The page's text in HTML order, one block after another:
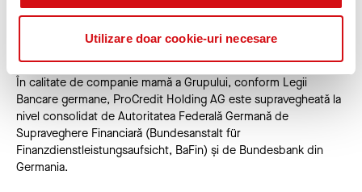
Utilizare doar cookie-uri necesare
Holding AG includ investitorii strategici Zeitinger Invest și
ProCredit Staff Invest (vehiculul de investiții pentru personalul
recent, Banca Europeană pentru Reconstrucție și Dezvoltare.
În calitate de companie mamă a Grupului, conform Legii
Bancare germane, ProCredit Holding AG este supravegheată la
nivel consolidat de Autoritatea Federală Germană de
Supraveghere Financiară (Bundesanstalt für
Finanzdienstleistungsaufsicht, BaFin) și de Bundesbank din
Germania.